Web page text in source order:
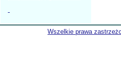
Wszelkie prawa